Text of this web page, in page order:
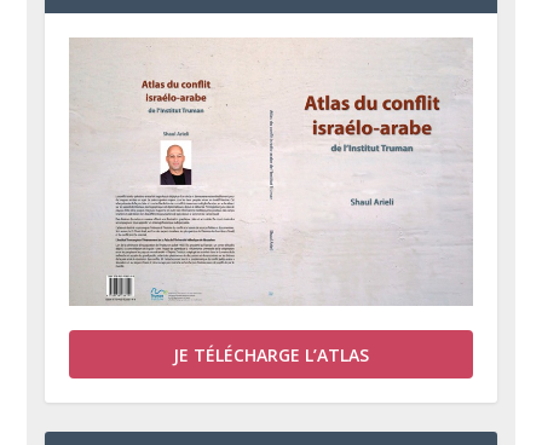
JE TÉLÉCHARGE L’ATLAS